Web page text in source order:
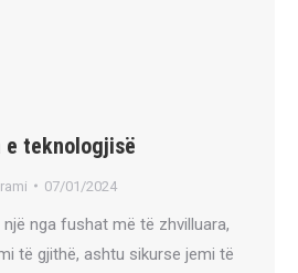
e teknologjisë
07/01/2024
nga fushat më të zhvilluara,
të gjithë, ashtu sikurse jemi të